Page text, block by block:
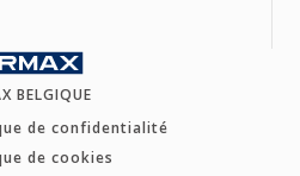
BELGIQUE
de confidentialité
de cookies